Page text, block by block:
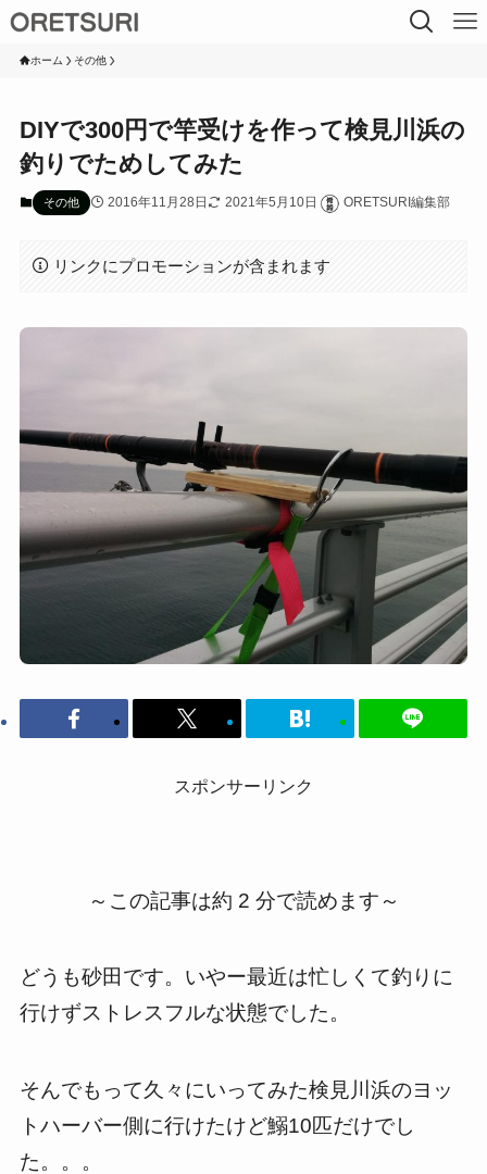
ホーム その他
DIYで300円で竿受けを作って検見川浜の
釣りでためしてみた
その他 2016年11月28日 2021年5月10日 ORETSURI編集部
リンクにプロモーションが含まれます
スポンサーリンク
～この記事は約 2 分で読めます～
どうも砂田です。いやー最近は忙しくて釣りに
行けずストレスフルな状態でした。
そんでもって久々にいってみた検見川浜のヨッ
トハーバー側に行けたけど鰯10匹だけでし
た。。。